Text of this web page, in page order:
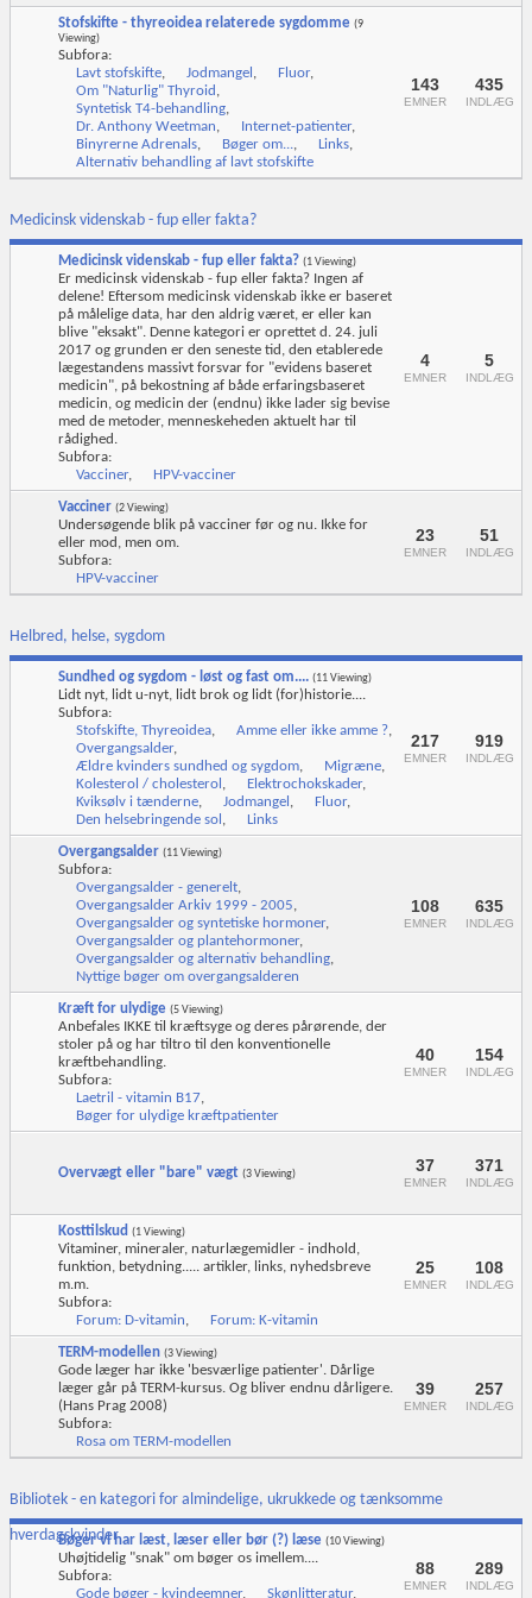
Stofskifte - thyreoidea relaterede sygdomme (9
Viewing)
Subfora:
Lavt stofskifte, Jodmangel , Fluor,
Om "Naturlig" Thyroid ,
Syntetisk T4-behandling,
Dr. Anthony Weetman, Internet-patienter,
Binyrerne Adrenals, Bøger om..., Links,
Alternativ behandling af lavt stofskifte
143
EMNER
435
INDLÆG
Medicinsk videnskab - fup eller fakta?
Medicinsk videnskab - fup eller fakta? (1 Viewing)
Er medicinsk videnskab - fup eller fakta? Ingen af
delene! Eftersom medicinsk videnskab ikke er baseret
på målelige data, har den aldrig været, er eller kan
blive "eksakt". Denne kategori er oprettet d. 24. juli
2017 og grunden er den seneste tid, den etablerede
lægestandens massivt forsvar for "evidens baseret
medicin", på bekostning af både erfaringsbaseret
medicin, og medicin der (endnu) ikke lader sig bevise
med de metoder, menneskeheden aktuelt har til
rådighed.
Subfora:
Vacciner, HPV-vacciner
4
EMNER
5
INDLÆG
Vacciner (2 Viewing)
Undersøgende blik på vacciner før og nu. Ikke for
eller mod, men om.
Subfora:
HPV-vacciner
23
EMNER
51
INDLÆG
Helbred, helse, sygdom
Sundhed og sygdom - løst og fast om.... (11 Viewing)
Lidt nyt, lidt u-nyt, lidt brok og lidt (for)historie....
Subfora:
Stofskifte, Thyreoidea, Amme eller ikke amme ?,
Overgangsalder,
Ældre kvinders sundhed og sygdom, Migræne,
Kolesterol / cholesterol , Elektrochokskader,
Kviksølv i tænderne, Jodmangel , Fluor,
Den helsebringende sol , Links
217
EMNER
919
INDLÆG
Overgangsalder (11 Viewing)
Subfora:
Overgangsalder - generelt,
Overgangsalder Arkiv 1999 - 2005,
Overgangsalder og syntetiske hormoner,
Overgangsalder og plantehormoner,
Overgangsalder og alternativ behandling,
Nyttige bøger om overgangsalderen
108
EMNER
635
INDLÆG
Kræft for ulydige (5 Viewing)
Anbefales IKKE til kræftsyge og deres pårørende, der
stoler på og har tiltro til den konventionelle
kræftbehandling.
Subfora:
Laetril - vitamin B17,
Bøger for ulydige kræftpatienter
40
EMNER
154
INDLÆG
Overvægt eller "bare" vægt (3 Viewing) 37
EMNER
371
INDLÆG
Kosttilskud (1 Viewing)
Vitaminer, mineraler, naturlægemidler - indhold,
funktion, betydning..... artikler, links, nyhedsbreve
m.m.
Subfora:
Forum: D-vitamin, Forum: K-vitamin
25
EMNER
108
INDLÆG
TERM-modellen (3 Viewing)
Gode læger har ikke 'besværlige patienter'. Dårlige
læger går på TERM-kursus. Og bliver endnu dårligere.
(Hans Prag 2008)
Subfora:
Rosa om TERM-modellen
39
EMNER
257
INDLÆG
Bibliotek - en kategori for almindelige, ukrukkede og tænksomme
hverdagskvinder
Bøger vi har læst, læser eller bør (?) læse (10 Viewing)
Uhøjtidelig "snak" om bøger os imellem....
Subfora:
Gode bøger - kvindeemner, Skønlitteratur,
88
EMNER
289
INDLÆG